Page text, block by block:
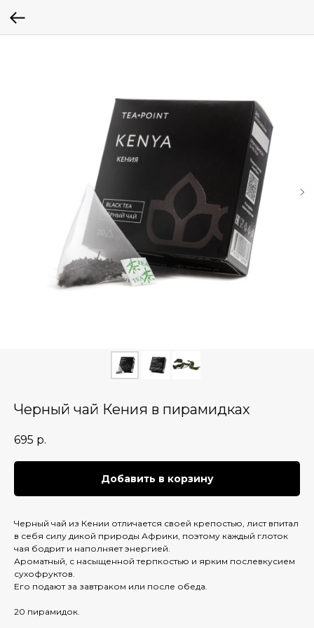
Черный чай Кения в пирамидках
695 р.
Добавить в корзину
Черный чай из Кении отличается своей крепостью, лист впитал
в себя силу дикой природы Африки, поэтому каждый глоток
чая бодрит и наполняет энергией.
Ароматный, с насыщенной терпкостью и ярким послевкусием
сухофруктов.
Его подают за завтраком или после обеда.
20 пирамидок.